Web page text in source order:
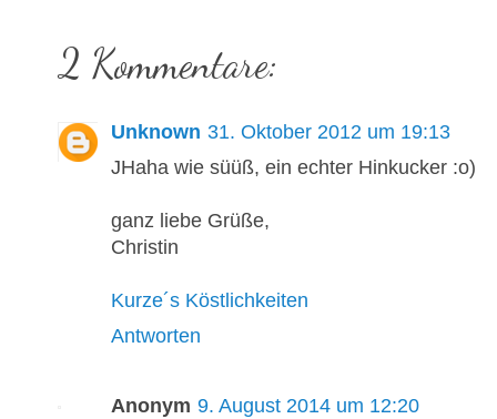
2 Kommentare:
Unknown 31. Oktober 2012 um 19:13
JHaha wie süüß, ein echter Hinkucker :o)
ganz liebe Grüße,
Christin
Kurze´s Köstlichkeiten
Antworten
Anonym 9. August 2014 um 12:20